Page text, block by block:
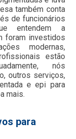
também conta
de funcionários
entendem a
foram investidos
modernas,
estão
nós
outros serviços,
e epi para
mais.
para